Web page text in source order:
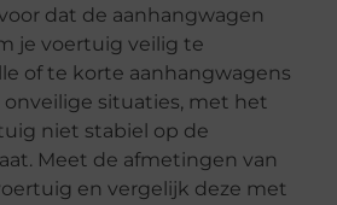
dat de aanhangwagen
je voertuig veilig te
of te korte aanhangwagens
situaties, met het
niet stabiel op de
Meet de afmetingen van
en vergelijk deze met